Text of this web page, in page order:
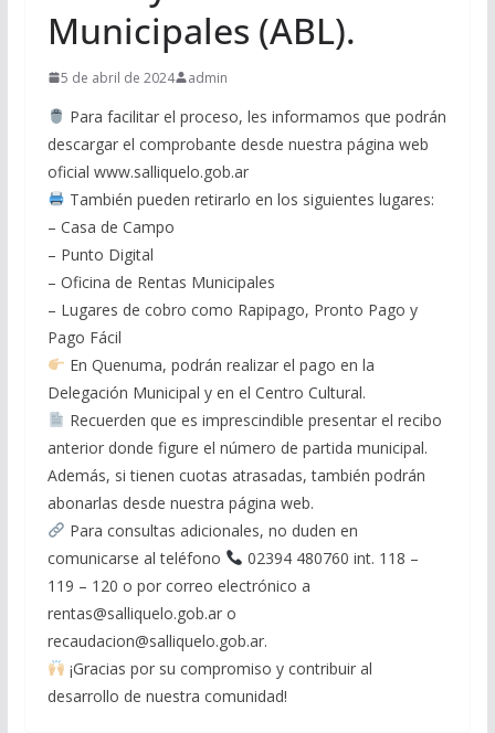
Municipales (ABL).
5 de abril de 2024 admin
Para facilitar el proceso, les informamos que podrán
descargar el comprobante desde nuestra página web
oficial www.salliquelo.gob.ar
También pueden retirarlo en los siguientes lugares:
– Casa de Campo
– Punto Digital
– Oficina de Rentas Municipales
– Lugares de cobro como Rapipago, Pronto Pago y
Pago Fácil
En Quenuma, podrán realizar el pago en la
Delegación Municipal y en el Centro Cultural.
Recuerden que es imprescindible presentar el recibo
anterior donde figure el número de partida municipal.
Además, si tienen cuotas atrasadas, también podrán
abonarlas desde nuestra página web.
Para consultas adicionales, no duden en
comunicarse al teléfono
02394 480760 int. 118 –
119 – 120 o por correo electrónico a
rentas@salliquelo.gob.ar o
recaudacion@salliquelo.gob.ar.
¡Gracias por su compromiso y contribuir al
desarrollo de nuestra comunidad!